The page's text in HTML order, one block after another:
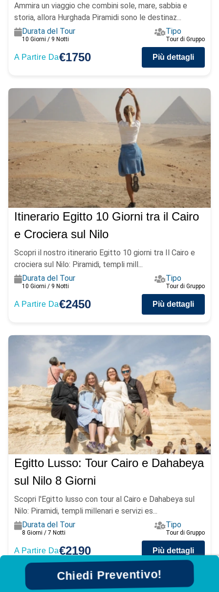
Ammira un viaggio che combini sole, mare, sabbia e
storia, allora Hurghada Piramidi sono le destinaz...
Durata del Tour
10 Giorni / 9 Notti
Tipo
Tour di Gruppo
A Partire Da€1750 Più dettagli
Itinerario Egitto 10 Giorni tra il Cairo
e Crociera sul Nilo
Scopri il nostro itinerario Egitto 10 giorni tra Il Cairo e
crociera sul Nilo: Piramidi, templi mill...
Durata del Tour
10 Giorni / 9 Notti
Tipo
Tour di Gruppo
A Partire Da€2450 Più dettagli
Egitto Lusso: Tour Cairo e Dahabeya
sul Nilo 8 Giorni
Scopri l'Egitto lusso con tour al Cairo e Dahabeya sul
Nilo: Piramidi, templi millenari e servizi es...
Durata del Tour
8 Giorni / 7 Notti
Tipo
Tour di Gruppo
A Partire Da€2190 Più dettagli
Chiedi Preventivo!